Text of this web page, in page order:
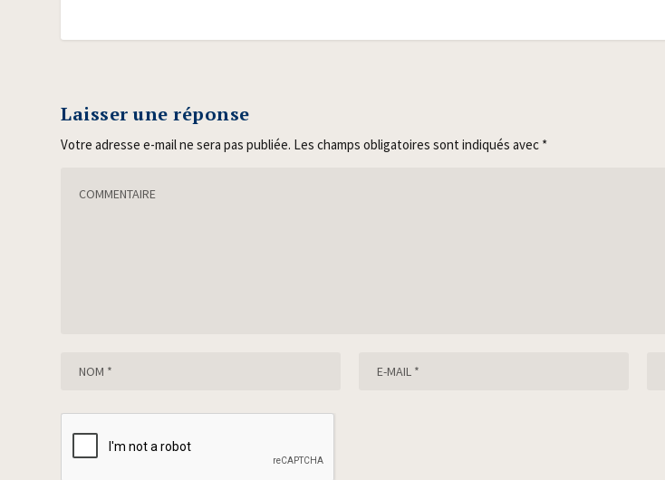
Laisser une réponse
Votre adresse e-mail ne sera pas publiée. Les champs obligatoires sont indiqués avec *